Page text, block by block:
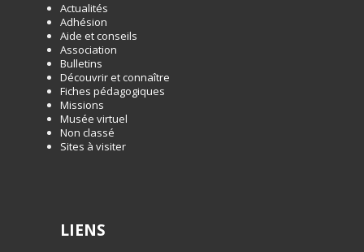
Actualités
Adhésion
Aide et conseils
Association
Bulletins
Découvrir et connaître
Fiches pédagogiques
Missions
Musée virtuel
Non classé
Sites à visiter
LIENS